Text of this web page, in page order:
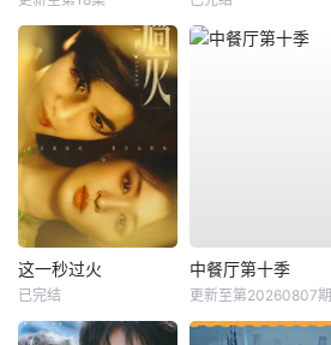
这一秒过火
已完结
中餐厅第十季
更新至第20260807期